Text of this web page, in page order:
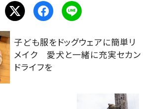
子ども服をドッグウェアに簡単リ
メイク 愛犬と一緒に充実セカン
ドライフを